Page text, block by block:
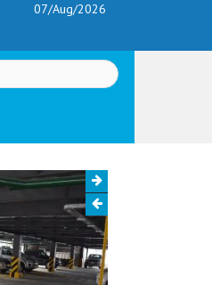
07/Aug/2026